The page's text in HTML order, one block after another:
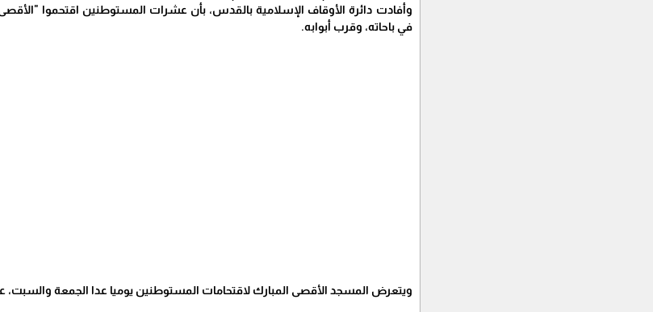
وأفادت دائرة الأوقاف الإسلامية بالقدس، بأن عشرات المستوطنين اقتحموا
في باحاته، وقرب أبوابه.
ويتعرض المسجد الأقصى المبارك لاقتحامات المستوطنين يوميا عدا الجمعة والسبت،